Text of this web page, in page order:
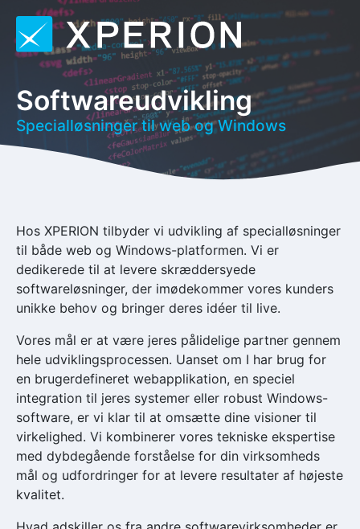
Softwareudvikling
Specialløsninger til web og Windows
Hos XPERION tilbyder vi udvikling af specialløsninger
til både web og Windows-platformen. Vi er
dedikerede til at levere skræddersyede
softwareløsninger, der imødekommer vores kunders
unikke behov og bringer deres idéer til live.
Vores mål er at være jeres pålidelige partner gennem
hele udviklingsprocessen. Uanset om I har brug for
en brugerdefineret webapplikation, en speciel
integration til jeres systemer eller robust Windows-
software, er vi klar til at omsætte dine visioner til
virkelighed. Vi kombinerer vores tekniske ekspertise
med dybdegående forståelse for din virksomheds
mål og udfordringer for at levere resultater af højeste
kvalitet.